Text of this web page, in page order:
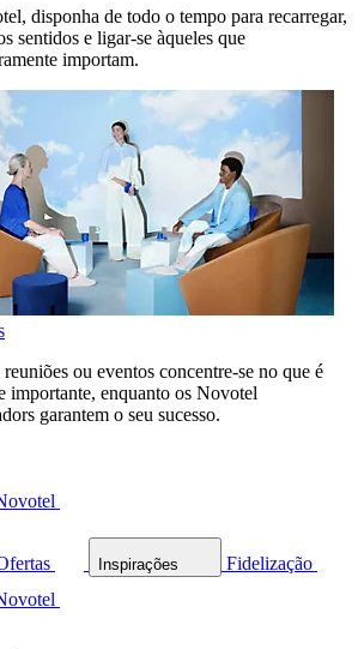
disponha de todo o tempo para recarregar,
sentidos e ligar-se àqueles que
importam.
reuniões ou eventos concentre-se no que é
importante, enquanto os Novotel
garantem o seu sucesso.
Inspirações
Fidelização